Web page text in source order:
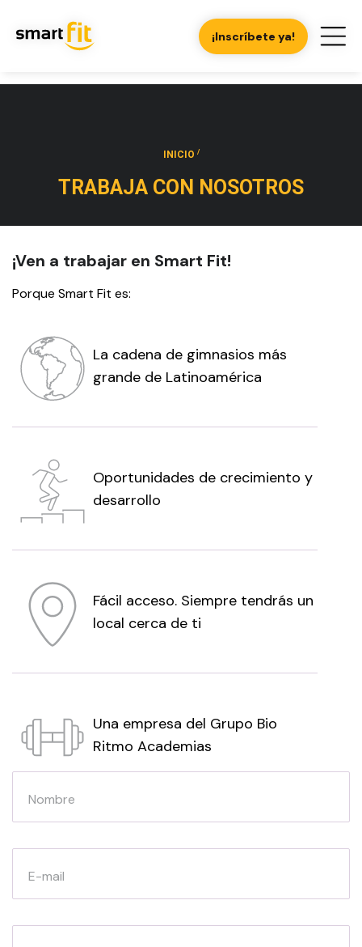
¡Inscríbete ya!
INICIO /
TRABAJA CON NOSOTROS
¡Ven a trabajar en Smart Fit!
Porque Smart Fit es:
La cadena de gimnasios más
grande de Latinoamérica
Oportunidades de crecimiento y
desarrollo
Fácil acceso. Siempre tendrás un
local cerca de ti
Una empresa del Grupo Bio
Ritmo Academias
Nombre
E-mail